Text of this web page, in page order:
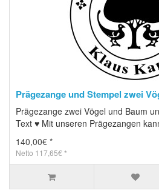
Prägezange und Stempel zwei
Prägezange zwei Vögel und Baum
Text ♥ Mit unseren Prägezangen
140,00€ *
Netto 117,65€ *